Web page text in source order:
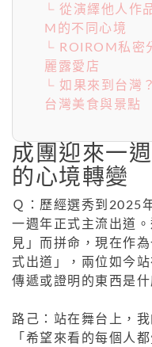
└ 從演繹他人作
M的不同心境
└ ROIROM私密
麗露愛店
└ 如果來到台灣
台灣美食與景點
成團迎來一
的心境轉變
Ｑ：歷經選秀到2025
一週年正式主流出道
見」而拼命，現在作
式出道」，兩位如今
傳遞或證明的東西是什
路己：站在舞台上，
「希望來看的每個人